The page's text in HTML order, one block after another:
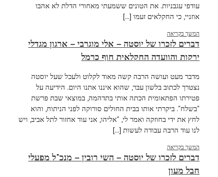
עודפי עגבניות. את הטונים ששמעתי מאחורי הדלת לא אהבו
אוזניי, כי החקלאים זעמו [...]
המשך בקריאה
דברים לזכרו של יוסטה – אלי מוגרבי – ארגון מגדלי
ירקות והוועדה החקלאית חוף כרמל
מדבר מעט ועושה הרבה קשה מאוד לקלוט ולעכל שעל יוסטה
נצטרך לכתוב בלשון עבר, שהוא איננו אתנו היום. הידיעה על
פטירתו הפתאומית הכתה אותי בתדהמה, במוצאי שבת פרשת
"בשלח". ביקרתי אותו בבית החולים סורוקה לפני הניתוח, והוא
לחץ את ידי בחוזקה ואמר לי, "אליהו, אני עוד אחזור לתל אביב, ויש
לנו עוד הרבה עבודה לעשות [...]
המשך בקריאה
דברים לזכרו של יוסטה – השי רובין – מנכ"ל מפעלי
חבל מעון